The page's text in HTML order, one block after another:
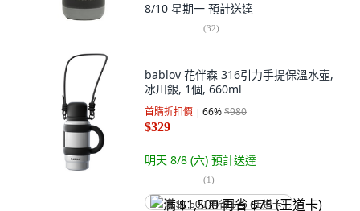
8/10 星期一 預計送達
(32)
bablov 花伴森 316引力手提保溫水壺,
冰川銀, 1個, 660ml
首購折扣價 66%$980
$329
明天 8/8 (六) 預計送達
(1)
满 $1,500 再省 $75 (王道卡)